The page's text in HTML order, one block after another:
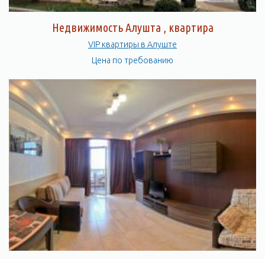
Недвижимость Алушта , квартира
VIP квартиры в Алуште
Цена по требованию